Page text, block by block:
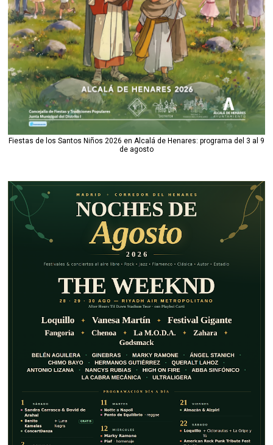
Fiestas de los Santos Niños 2026 en Alcalá de Henares: programa del 3 al 9
de agosto